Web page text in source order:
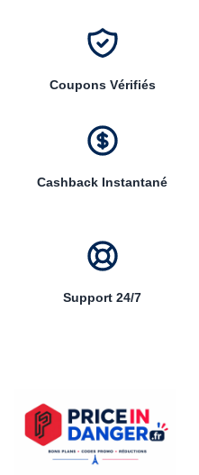
Coupons Vérifiés
Cashback Instantané
Support 24/7